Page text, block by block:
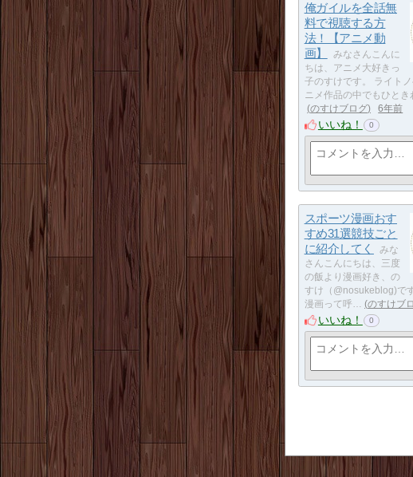
俺ガイルを全話無
料で視聴する方
法！【アニメ動
画】
みなさんこんに
ちは、アニメ大好きっ
子のすけです。 ライト
ニメ作品の中でもひとき
のすけブログ
6年前
いいね！ 0
スポーツ漫画おす
すめ31選競技ごと
に紹介してく
みな
さんこんにちは、三度
の飯より漫画好き、の
すけ（@nosukeblog)で
漫画って呼…
のすけブ
いいね！ 0